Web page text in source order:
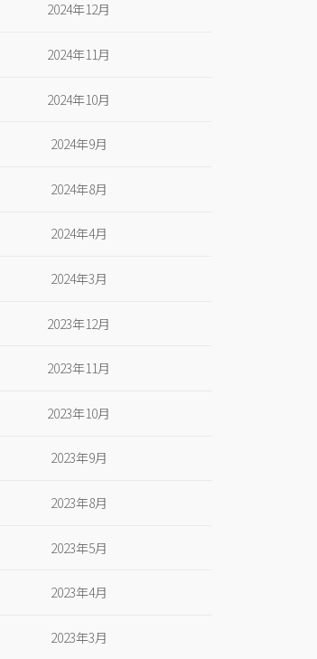
2024年12月
2024年11月
2024年10月
2024年9月
2024年8月
2024年4月
2024年3月
2023年12月
2023年11月
2023年10月
2023年9月
2023年8月
2023年5月
2023年4月
2023年3月